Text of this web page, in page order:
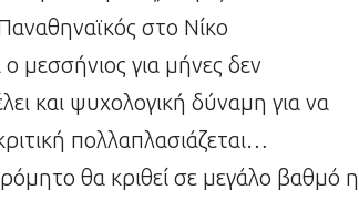
στο Νίκο
μεσσήνιος για μήνες δεν
και ψυχολογική δύναμη για να
πολλαπλασιάζεται…
θα κριθεί σε μεγάλο βαθμό η